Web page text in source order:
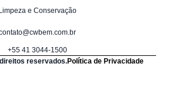
Limpeza e Conservação
+55 41 3044-1500
reservados.Política de Privacidade